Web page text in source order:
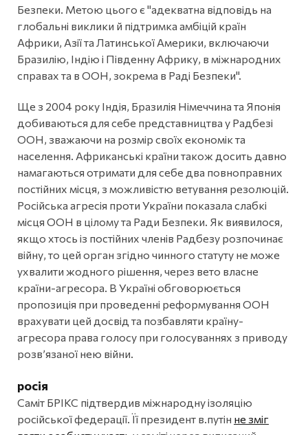
Безпеки. Метою цього є "адекватна відповідь на
глобальні виклики й підтримка амбіцій країн
Африки, Азії та Латинської Америки, включаючи
Бразилію, Індію і Південну Африку, в міжнародних
справах та в ООН, зокрема в Раді Безпеки".
Ще з 2004 року Індія, Бразилія Німеччина та Японія
добиваються для себе представництва у Радбезі
ООН, зважаючи на розмір своїх економік та
населення. Африканські країни також досить давно
намагаються отримати для себе два повноправних
постійних місця, з можливістю ветування резолюцій.
Російська агресія проти України показала слабкі
місця ООН в цілому та Ради Безпеки. Як виявилося,
якщо хтось із постійних членів Радбезу розпочинає
війну, то цей орган згідно чинного статуту не може
ухвалити жодного рішення, через вето власне
країни-агресора. В Україні обговорюється
пропозиція при проведенні реформування ООН
врахувати цей досвід та позбавляти країну-
агресора права голосу при голосуваннях з приводу
розв’язаної нею війни.
росія
Саміт БРІКС підтвердив міжнародну ізоляцію
російської федерації. Її президент в.путін не зміг